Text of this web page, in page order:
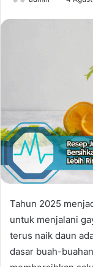
Tahun 2025
untuk menjalani
terus naik daun
dasar buah-